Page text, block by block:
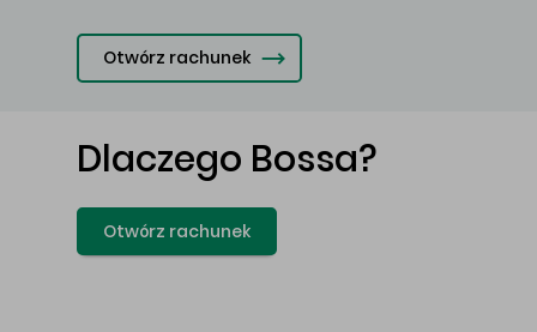
Otwórz rachunek
Dlaczego Bossa?
Otwórz rachunek